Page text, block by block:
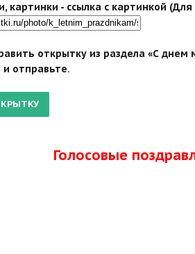
картинки - ссылка с картинкой
открытку из раздела «С днем
отправьте.
Голосовые